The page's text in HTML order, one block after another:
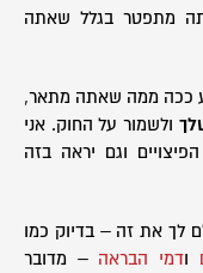
מתפטר בגלל שאתה
ככה ממה שאתה מתאר,
ולשמור על החוק. אני
וגם יראה בזה
לך את זה – בדיוק כמו
ודמי הבראה – מדובר